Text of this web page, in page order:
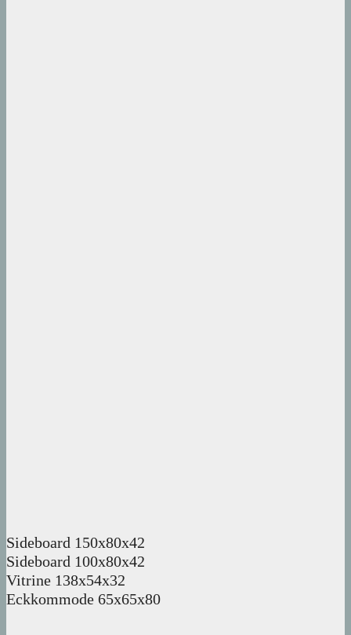
Sideboard 150x80x42
Sideboard 100x80x42
Vitrine 138x54x32
Eckkommode 65x65x80